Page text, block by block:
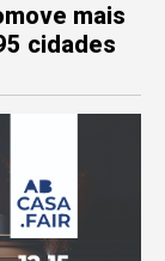
mais
cidades